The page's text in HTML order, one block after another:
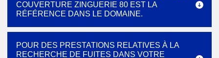
COUVERTURE ZINGUERIE 80 EST LA
RÉFÉRENCE DANS LE DOMAINE.
POUR DES PRESTATIONS RELATIVES À LA
RECHERCHE DE FUITES DANS VOTRE